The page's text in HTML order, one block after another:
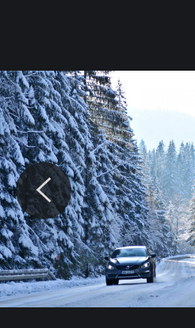
Polityka prywatności
Reklama
Kontakt
© Motocaina.pl All rights reserved.